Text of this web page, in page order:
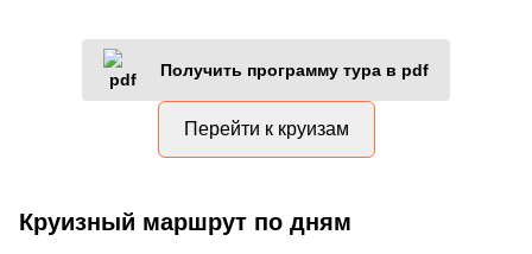
Получить программу тура в pdf
Перейти к круизам
Круизный маршрут по дням